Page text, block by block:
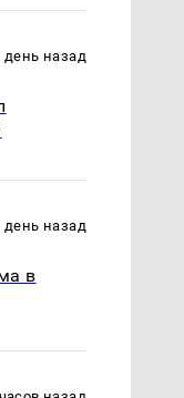
день назад
день назад
в